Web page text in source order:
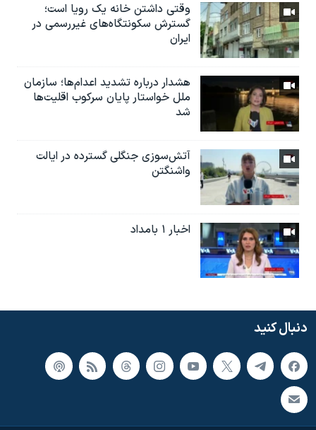
وقتی داشتن خانه یک رویا است؛
گسترش سکونتگاه‌های غیررسمی در
ایران
هشدار درباره تشدید اعدام‌ها؛ سازمان
ملل خواستار پایان سرکوب اقلیت‌ها
شد
آتش‌سوزی جنگلی گسترده در ایالت
واشنگتن
اخبار ۱ بامداد
دنبال کنید